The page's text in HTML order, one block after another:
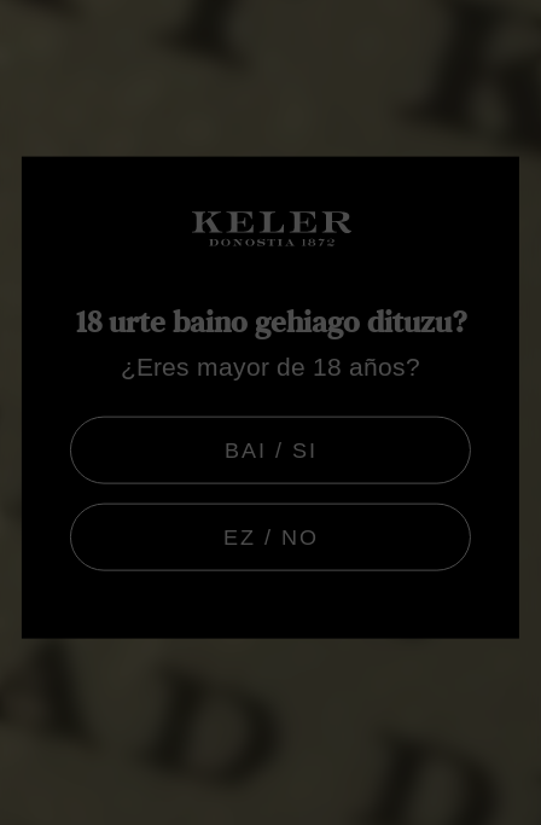
18 urte baino gehiago dituzu?
¿Eres mayor de 18 años?
BAI / SI
EZ / NO